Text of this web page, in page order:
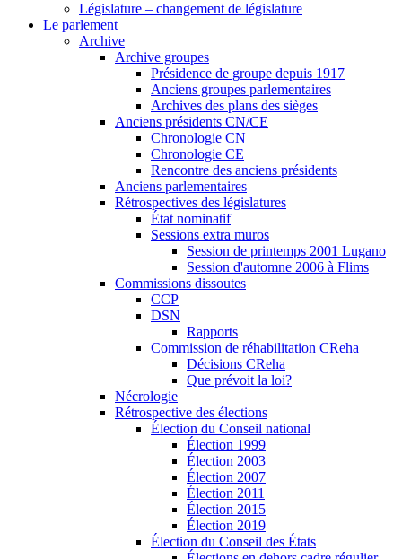
Législature – changement de législature
Le parlement
Archive
Archive groupes
Présidence de groupe depuis 1917
Anciens groupes parlementaires
Archives des plans des sièges
Anciens présidents CN/CE
Chronologie CN
Chronologie CE
Rencontre des anciens présidents
Anciens parlementaires
Rétrospectives des législatures
État nominatif
Sessions extra muros
Session de printemps 2001 Lugano
Session d'automne 2006 à Flims
Commissions dissoutes
CCP
DSN
Rapports
Commission de réhabilitation CReha
Décisions CReha
Que prévoit la loi?
Nécrologie
Rétrospective des élections
Élection du Conseil national
Élection 1999
Élection 2003
Élection 2007
Élection 2011
Élection 2015
Élection 2019
Élection du Conseil des États